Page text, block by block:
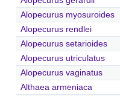
Alopecurus myosuroides
Alopecurus rendlei
Alopecurus setarioides
Alopecurus utriculatus
Alopecurus vaginatus
Althaea armeniaca